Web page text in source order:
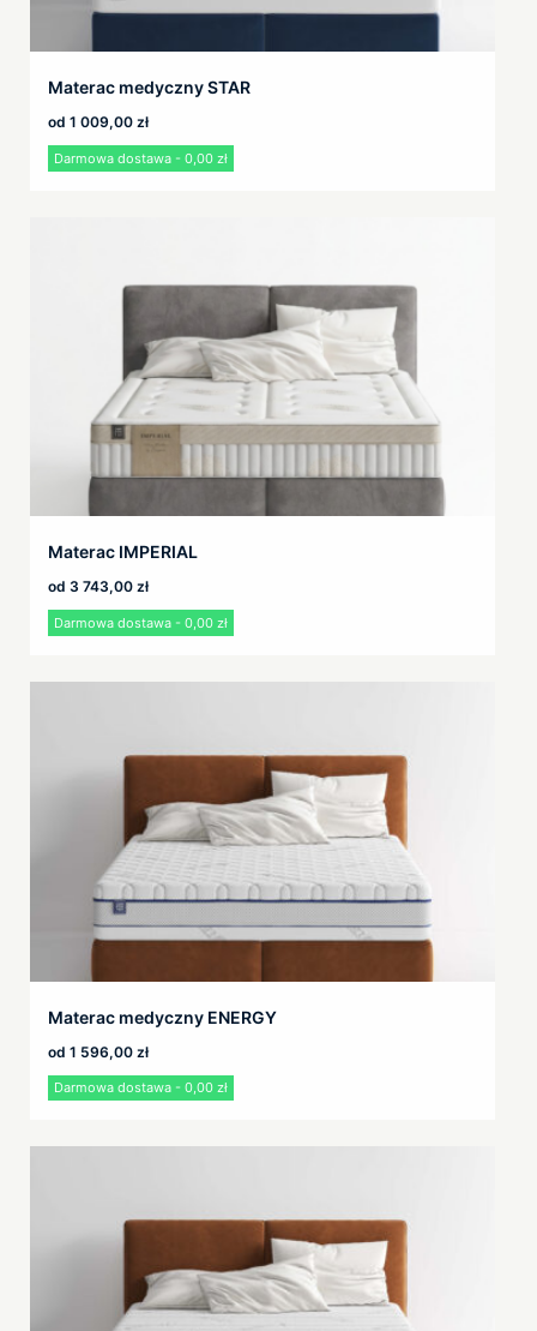
Materac medyczny STAR
od 1 009,00 zł
Darmowa dostawa - 0,00 zł
Materac IMPERIAL
od 3 743,00 zł
Darmowa dostawa - 0,00 zł
Materac medyczny ENERGY
od 1 596,00 zł
Darmowa dostawa - 0,00 zł